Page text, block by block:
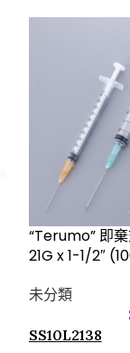
“Terumo” 即
21G x 1-1/2″
未分類
SS10L2138